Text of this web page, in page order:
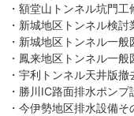
・額堂山トンネル坑門工
・新城地区トンネル検討
・新城地区トンネル一般
・鳳来地区トンネル一般
・宇利トンネル天井版撤
・勝川IC路面排水ポン
・今伊勢地区排水設備そ